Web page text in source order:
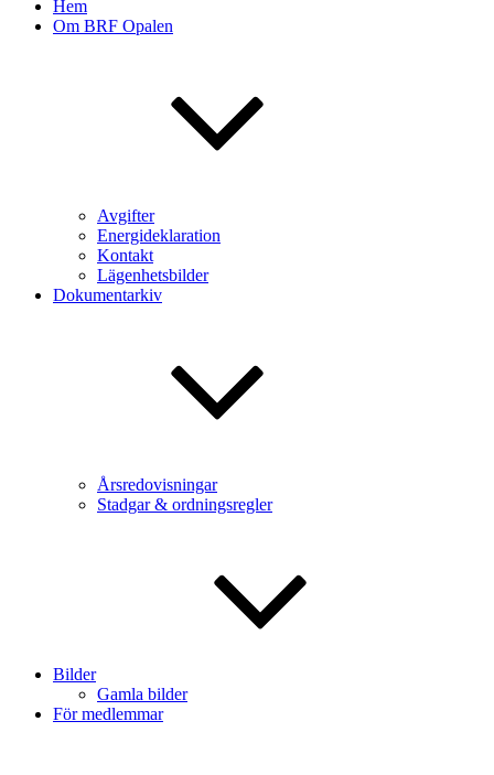
Hem
Om BRF Opalen
Avgifter
Energideklaration
Kontakt
Lägenhetsbilder
Dokumentarkiv
Årsredovisningar
Stadgar & ordningsregler
Bilder
Gamla bilder
För medlemmar